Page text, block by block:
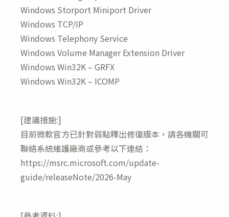
Windows Storport Miniport Driver
Windows TCP/IP
Windows Telephony Service
Windows Volume Manager Extension Driver
Windows Win32K – GRFX
Windows Win32K – ICOMP
[建議措施:]
目前微軟官方已針對弱點釋出修復版本，請各機關可
聯絡系統維護廠商或參考以下連結：
https://msrc.microsoft.com/update-
guide/releaseNote/2026-May